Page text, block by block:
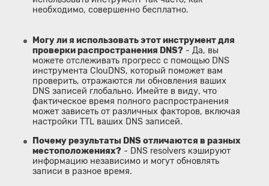
необходимо, совершенно бесплатно.
Могу ли я использовать этот инструмент для
проверки распространения DNS? - Да, вы
можете отслеживать прогресс с помощью DNS
инструмента ClouDNS, который поможет вам
проверить, отражаются ли обновления ваших
DNS записей глобально. Имейте в виду, что
фактическое время полного распространения
может зависеть от различных факторов, включая
настройки TTL ваших DNS записей.
Почему результаты DNS отличаются в разных
местоположениях? - DNS resolvers кэшируют
информацию независимо и могут обновлять
записи в разное время.